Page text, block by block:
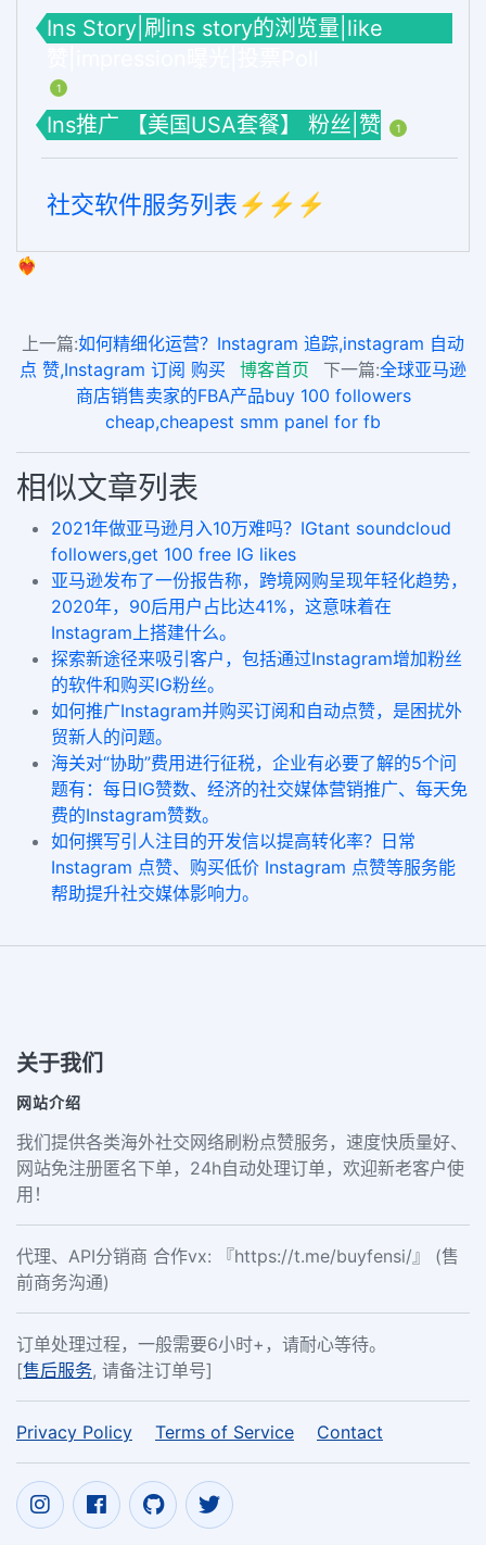
Ins Story|刷ins story的浏览量|like
1
Ins推广 【美国USA套餐】 粉丝|赞 1
社交软件服务列表⚡️⚡️⚡️
❤️‍🔥
上一篇:如何精细化运营？Instagram 追踪,instagram 自动
点 赞,Instagram 订阅 购买
博客首页 下一篇:全球亚马逊
商店销售卖家的FBA产品buy 100 followers
cheap,cheapest smm panel for fb
相似文章列表
2021年做亚马逊月入10万难吗？IGtant soundcloud
followers,get 100 free IG likes
亚马逊发布了一份报告称，跨境网购呈现年轻化趋势，
2020年，90后用户占比达41%，这意味着在
Instagram上搭建什么。
探索新途径来吸引客户，包括通过Instagram增加粉丝
的软件和购买IG粉丝。
如何推广Instagram并购买订阅和自动点赞，是困扰外
贸新人的问题。
海关对“协助”费用进行征税，企业有必要了解的5个问
题有：每日IG赞数、经济的社交媒体营销推广、每天免
费的Instagram赞数。
如何撰写引人注目的开发信以提高转化率？日常
Instagram 点赞、购买低价 Instagram 点赞等服务能
帮助提升社交媒体影响力。
关于我们
网站介绍
我们提供各类海外社交网络刷粉点赞服务，速度快质量好、
网站免注册匿名下单，24h自动处理订单，欢迎新老客户使
用！
代理、API分销商 合作vx: 『https://t.me/buyfensi/』 (售
前商务沟通)
订单处理过程，一般需要6小时+，请耐心等待。
[售后服务, 请备注订单号]
Privacy Policy Terms of Service Contact